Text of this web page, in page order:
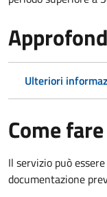
Ulteriori
Come fare
Il servizio può
documentazione